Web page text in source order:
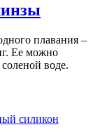
плавания –
Ее можно
воде.